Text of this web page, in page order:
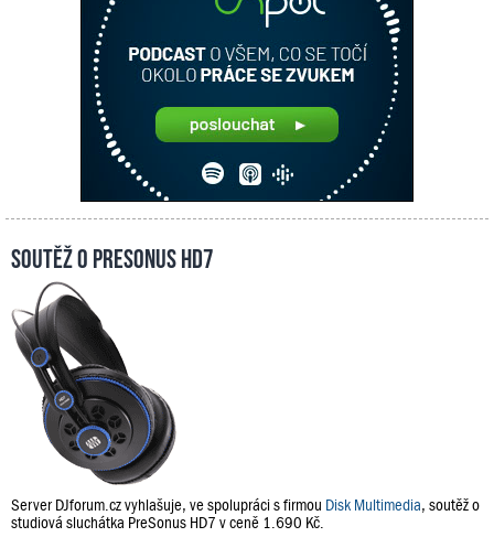
Soutěž o PreSonus HD7
Server DJforum.cz vyhlašuje, ve spolupráci s firmou Disk Multimedia, soutěž o
studiová sluchátka PreSonus HD7 v ceně 1.690 Kč.